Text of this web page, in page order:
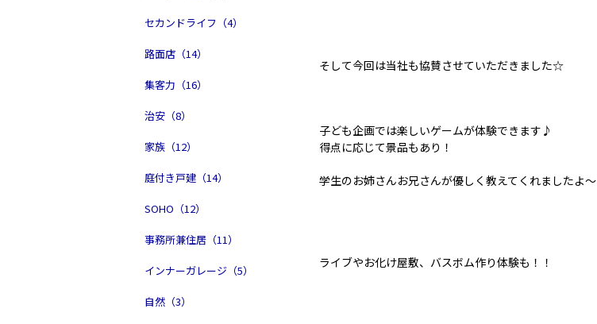
セカンドライフ（4）
路面店（14）
集客力（16）
治安（8）
家族（12）
庭付き戸建（14）
SOHO（12）
事務所兼住居（11）
インナーガレージ（5）
自然（3）
そして今回は当社も協賛させていただきました☆
子ども企画では楽しいゲームが体験できます♪
得点に応じて景品もあり！
学生のお姉さんお兄さんが優しく教えてくれましたよ～
ライブやお化け屋敷、バスボム作り体験も！！